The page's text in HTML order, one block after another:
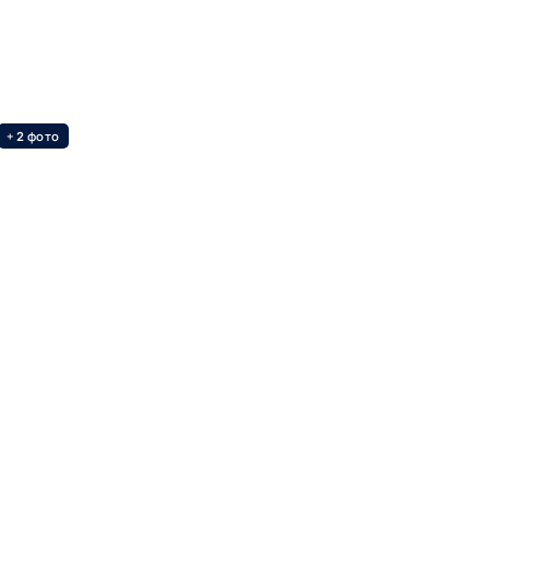
+ 2 фото